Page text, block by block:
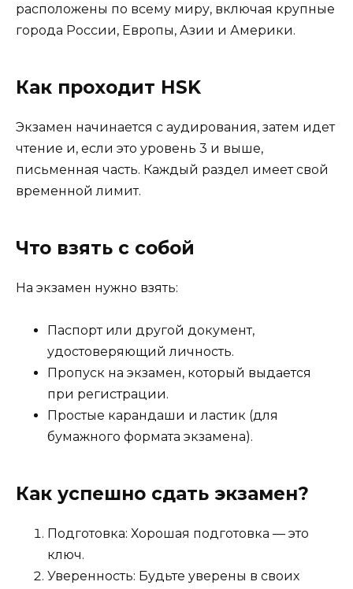
расположены по всему миру, включая крупные
города России, Европы, Азии и Америки.
Как проходит HSK
Экзамен начинается с аудирования, затем идет
чтение и, если это уровень 3 и выше,
письменная часть. Каждый раздел имеет свой
временной лимит.
Что взять с собой
На экзамен нужно взять:
Паспорт или другой документ,
удостоверяющий личность.
Пропуск на экзамен, который выдается
при регистрации.
Простые карандаши и ластик (для
бумажного формата экзамена).
Как успешно сдать экзамен?
Подготовка: Хорошая подготовка — это
ключ.
Уверенность: Будьте уверены в своих